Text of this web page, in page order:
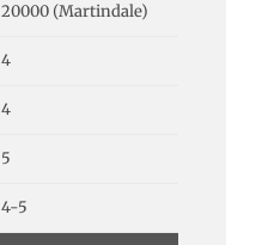
20000 (Martindale)
4
4
5
4-5